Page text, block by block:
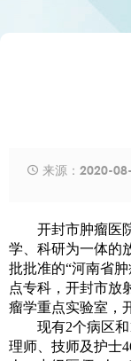
 来源：2020-
开封市肿瘤医
学、科研为一体的
批批准的“河南省
点专科，开封市放
瘤学重点实验室，
现有2个病区
理师、技师及护士